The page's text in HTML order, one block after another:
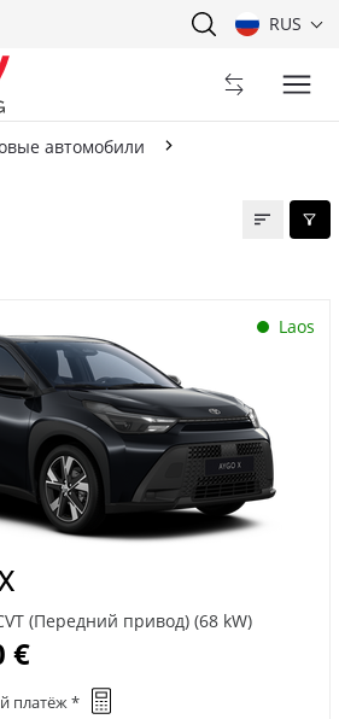
RUS
автомобили
Laos
(Передний привод) (68 kW)
€
платёж *